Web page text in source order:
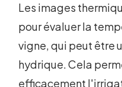
Les images
pour évaluer la
vigne, qui peut être
hydrique. Cela
efficacement